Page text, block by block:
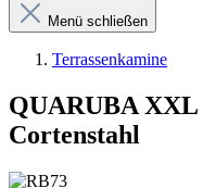
Menü schließen
Terrassenkamine
QUARUBA XXL
Cortenstahl